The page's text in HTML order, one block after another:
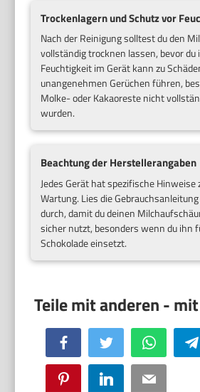
Trockenlagern und Schutz vor
Nach der Reinigung solltest du den
vollständig trocknen lassen, bevor
Feuchtigkeit im Gerät kann zu
unangenehmen Gerüchen führen,
Molke- oder Kakaoreste nicht
wurden.
Beachtung der Herstellerangaben
Jedes Gerät hat spezifische Hinweise
Wartung. Lies die
durch, damit du deinen
sicher nutzt, besonders wenn du ihn
Schokolade einsetzt.
Facebook Twitter WhatsApp
Pinterest LinkedIn Email